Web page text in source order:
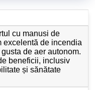
cu manusi de
excelentă de incendia
de aer autonom.
beneficii, inclusiv
și sănătate